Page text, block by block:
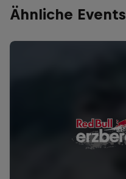
Ähnliche Events